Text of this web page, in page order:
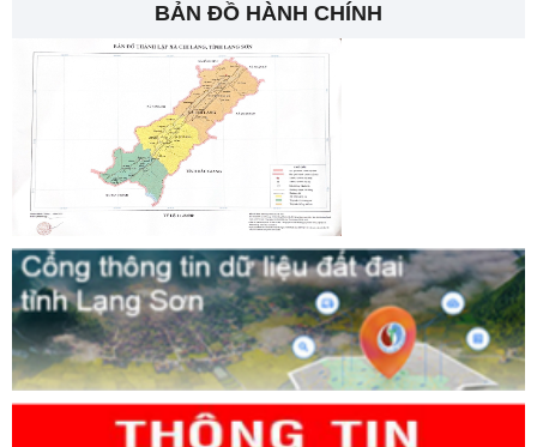
BẢN ĐỒ HÀNH CHÍNH